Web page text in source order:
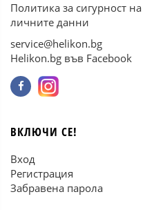
Политика за сигурност на
личните данни
service@helikon.bg
Helikon.bg във Facebook
ВКЛЮЧИ СЕ!
Вход
Регистрация
Забравена парола